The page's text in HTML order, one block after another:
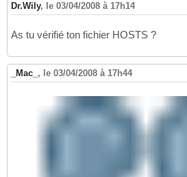
Dr.Wily, le 03/04/2008 à 17h14
As tu vérifié ton fichier HOSTS ?
_Mac_ , le 03/04/2008 à 17h44